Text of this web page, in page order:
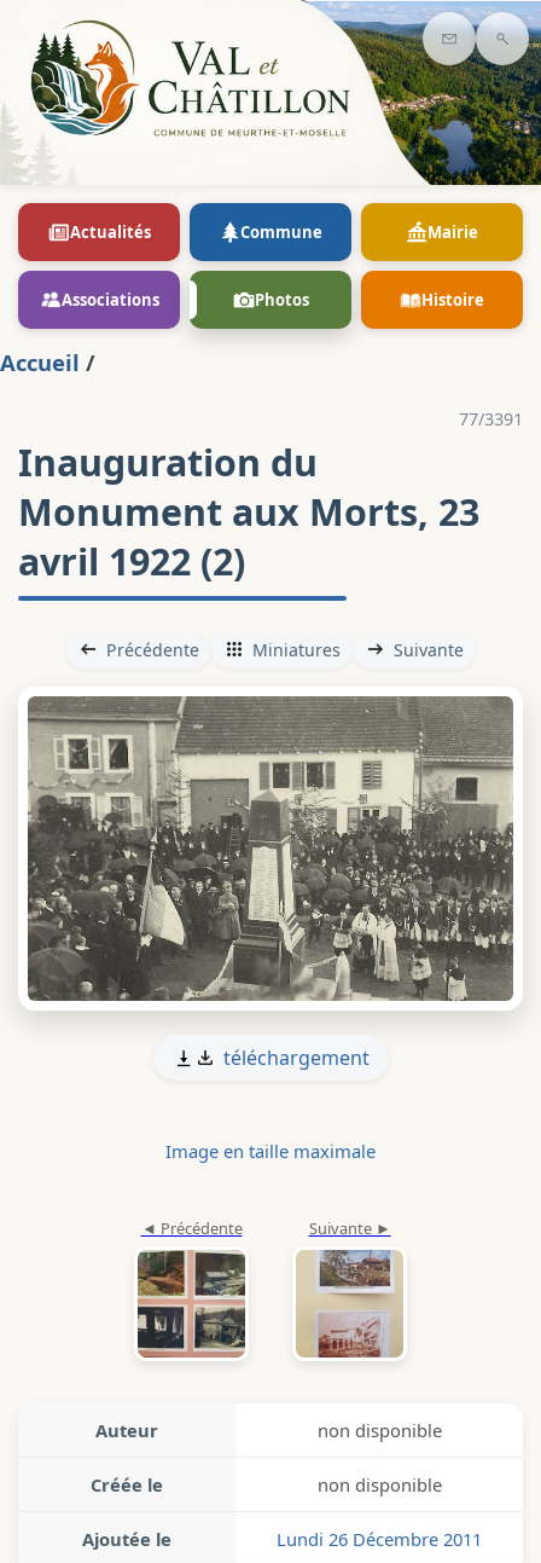
Contact
Actualités Commune Mairie
Associations Photos Histoire
Accueil /
77/3391
Inauguration du
Monument aux Morts, 23
avril 1922 (2)
Précédente Miniatures Suivante
téléchargement
Image en taille maximale
Auteur non disponible
Créée le non disponible
Ajoutée le Lundi 26 Décembre 2011